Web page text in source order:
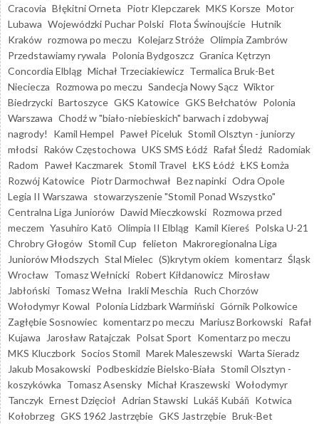
Cracovia Błękitni Orneta Piotr Klepczarek MKS Korsze Motor
Lubawa Wojewódzki Puchar Polski Flota Świnoujście Hutnik
Kraków rozmowa po meczu Kolejarz Stróże Olimpia Zambrów
Przedstawiamy rywala Polonia Bydgoszcz Granica Kętrzyn
Concordia Elbląg Michał Trzeciakiewicz Termalica Bruk-Bet
Nieciecza Rozmowa po meczu Sandecja Nowy Sącz Wiktor
Biedrzycki Bartoszyce GKS Katowice GKS Bełchatów Polonia
Warszawa Chodź w "biało-niebieskich" barwach i zdobywaj
nagrody!
Kamil Hempel Paweł Piceluk Stomil Olsztyn - juniorzy
młodsi Raków Częstochowa UKS SMS Łódź Rafał Śledź Radomiak
Radom Paweł Kaczmarek Stomil Travel ŁKS Łódź ŁKS Łomża
Rozwój Katowice Piotr Darmochwał Bez napinki Odra Opole
Legia II Warszawa stowarzyszenie "Stomil Ponad Wszystko"
Centralna Liga Juniorów Dawid Mieczkowski Rozmowa przed
meczem Yasuhiro Katō Olimpia II Elbląg Kamil Kiereś Polska U-21
Chrobry Głogów Stomil Cup felieton Makroregionalna Liga
Juniorów Młodszych Stal Mielec (S)krytym okiem komentarz Śląsk
Wrocław Tomasz Wełnicki Robert Kiłdanowicz Mirosław
Jabłoński Tomasz Wełna Irakli Meschia Ruch Chorzów
Wołodymyr Kowal Polonia Lidzbark Warmiński Górnik Polkowice
Zagłębie Sosnowiec komentarz po meczu Mariusz Borkowski Rafał
Kujawa
Jarosław Ratajczak Polsat Sport Komentarz po meczu
MKS Kluczbork Socios Stomil Marek Maleszewski Warta Sieradz
Jakub Mosakowski Podbeskidzie Bielsko-Biała Stomil Olsztyn -
koszykówka Tomasz Asensky Michał Kraszewski Wołodymyr
Tanczyk Ernest Dzięcioł Adrian Stawski Lukáš Kubáň Kotwica
Kołobrzeg GKS 1962 Jastrzębie GKS Jastrzębie Bruk-Bet